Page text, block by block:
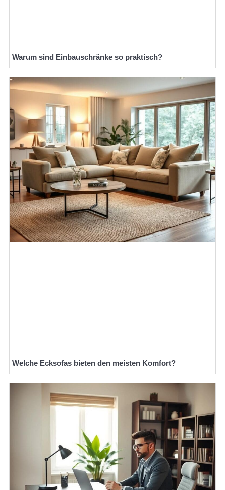
Warum sind Einbauschränke so praktisch?
Welche Ecksofas bieten den meisten Komfort?